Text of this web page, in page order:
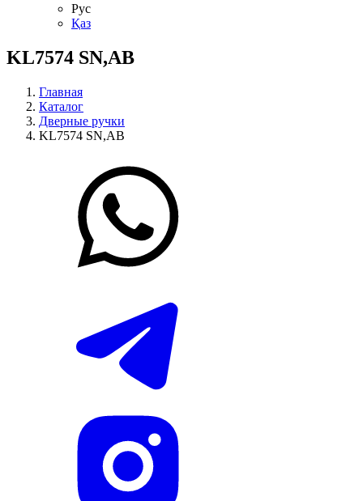
Рус
Қаз
KL7574 SN,AB
Главная
Каталог
Дверные ручки
KL7574 SN,AB